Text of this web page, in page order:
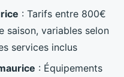
: Tarifs entre 800€
saison, variables selon
services inclus
: Équipements